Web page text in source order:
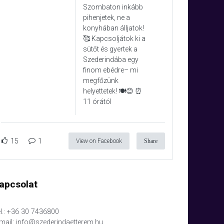
Szombaton inkább
pihenjetek, ne a
konyhában álljatok!
🥰 Kapcsoljátok ki a
sütőt és gyertek a
Szederindába egy
finom ebédre– mi
megfőzünk
helyettetek! 🍽️😊 ⏰
11 órától
15 1 View on Facebook Share
+36 30 7436800
info@szederindaetterem.hu